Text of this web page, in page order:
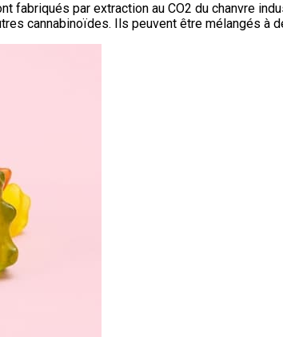
fabriqués par extraction au CO2 du chanvre
cannabinoïdes. Ils peuvent être mélangés